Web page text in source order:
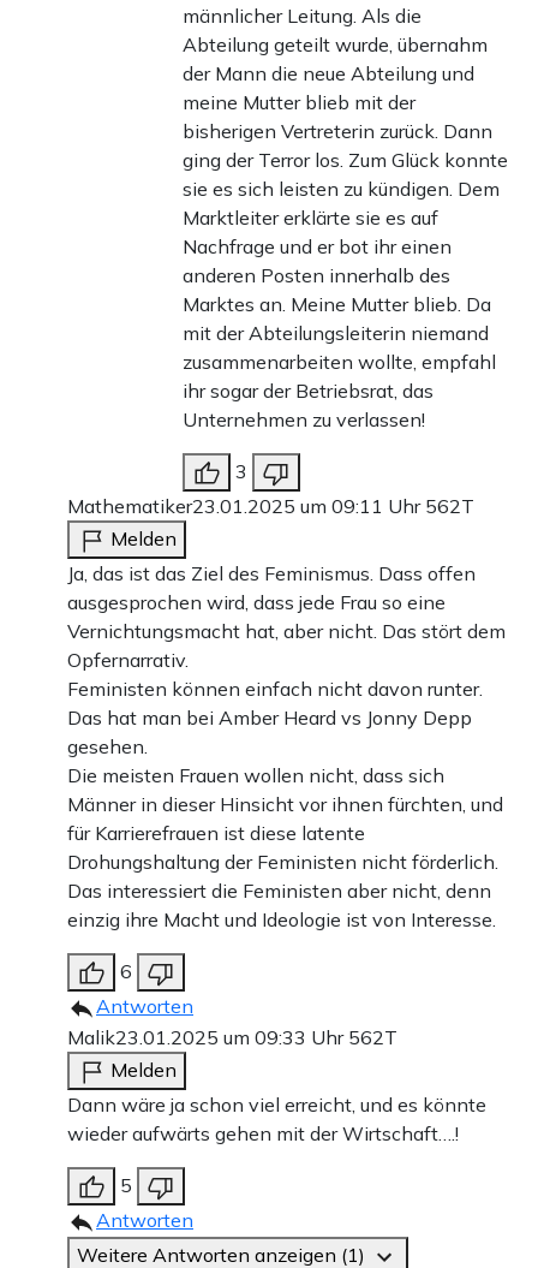
männlicher Leitung. Als die
Abteilung geteilt wurde, übernahm
der Mann die neue Abteilung und
meine Mutter blieb mit der
bisherigen Vertreterin zurück. Dann
ging der Terror los. Zum Glück konnte
sie es sich leisten zu kündigen. Dem
Marktleiter erklärte sie es auf
Nachfrage und er bot ihr einen
anderen Posten innerhalb des
Marktes an. Meine Mutter blieb. Da
mit der Abteilungsleiterin niemand
zusammenarbeiten wollte, empfahl
ihr sogar der Betriebsrat, das
Unternehmen zu verlassen!
3
Mathematiker23.01.2025 um 09:11 Uhr 562T
Melden
Ja, das ist das Ziel des Feminismus. Dass offen
ausgesprochen wird, dass jede Frau so eine
Vernichtungsmacht hat, aber nicht. Das stört dem
Opfernarrativ.
Feministen können einfach nicht davon runter.
Das hat man bei Amber Heard vs Jonny Depp
gesehen.
Die meisten Frauen wollen nicht, dass sich
Männer in dieser Hinsicht vor ihnen fürchten, und
für Karrierefrauen ist diese latente
Drohungshaltung der Feministen nicht förderlich.
Das interessiert die Feministen aber nicht, denn
einzig ihre Macht und Ideologie ist von Interesse.
6
Antworten
Malik23.01.2025 um 09:33 Uhr 562T
Melden
Dann wäre ja schon viel erreicht, und es könnte
wieder aufwärts gehen mit der Wirtschaft….!
5
Antworten
Weitere Antworten anzeigen (1)